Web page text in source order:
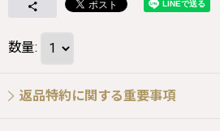
数量:
返品特約に関する重要事項